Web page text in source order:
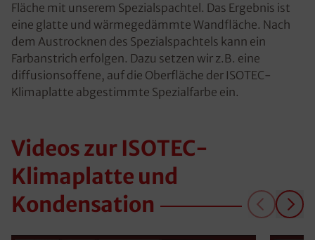
Fläche mit unserem Spezialspachtel. Das Ergebnis ist
eine glatte und wärmegedämmte Wandfläche. Nach
dem Austrocknen des Spezialspachtels kann ein
Farbanstrich erfolgen. Dazu setzen wir z.B. eine
diffusionsoffene, auf die Oberfläche der ISOTEC-
Klimaplatte abgestimmte Spezialfarbe ein.
Videos zur ISOTEC-
Klimaplatte und
Kondensation